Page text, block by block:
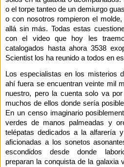
o el torpe tanteo de un demiurgo
o con nosotros rompieron el
allá sin más. Todas estas
con el video que hoy les
catalogados hasta ahora 3538
Scientist los ha reunido a todos en
Los especialistas en los misterios
ahí fuera se encuentran veinte mil
nuestro, pero la cuenta solo va
muchos de ellos donde sería
En un censo imaginario
verdes de manos palmeadas y
telépatas dedicados a la alfarería
aficionadas a los sonetos
escondidos desde donde
preparan la conquista de la galaxia